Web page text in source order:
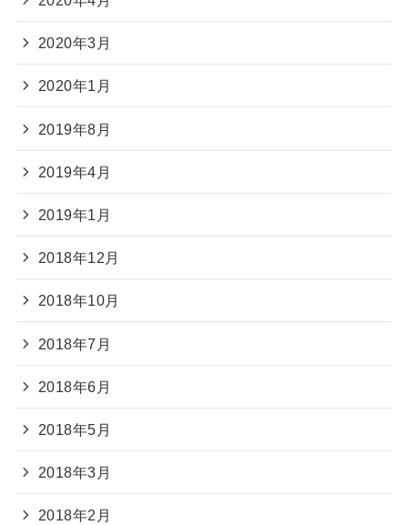
2020年3月
2020年1月
2019年8月
2019年4月
2019年1月
2018年12月
2018年10月
2018年7月
2018年6月
2018年5月
2018年3月
2018年2月